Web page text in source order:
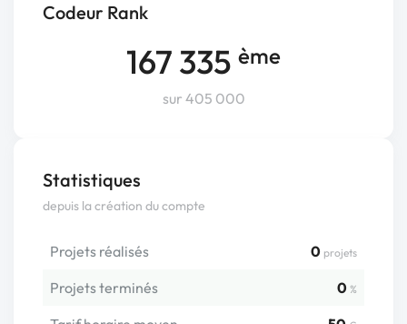
Codeur Rank
167 335 ème
sur 405 000
Statistiques
depuis la création du compte
Projets réalisés 0 projets
Projets terminés 0 %